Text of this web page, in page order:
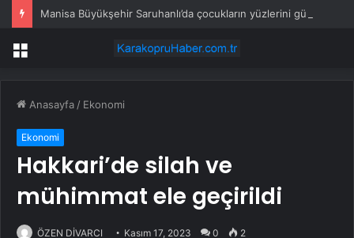
Menü
Anasayfa / Ekonomi
Ekonomi
Hakkari’de silah ve
mühimmat ele geçirildi
ÖZEN DİVARCI Kasım 17, 2023 0 2